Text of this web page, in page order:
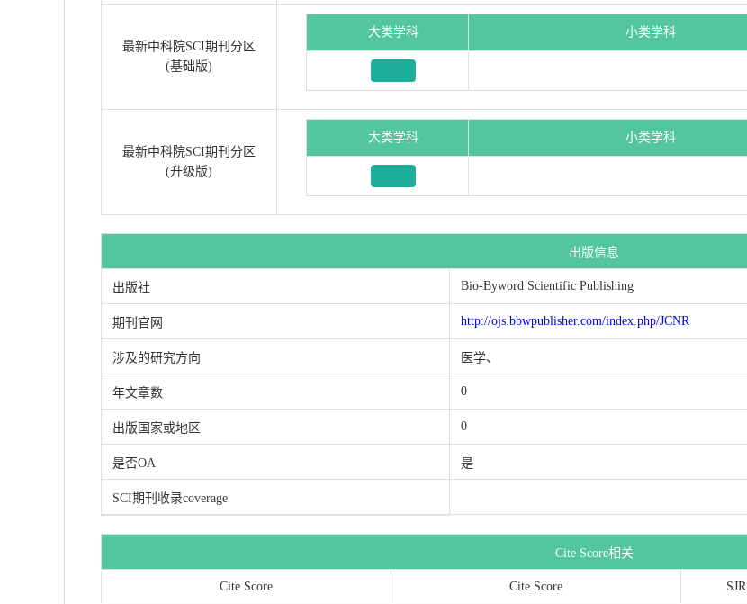
最新中科院SCI期刊分区
(基础版)
大类学科 小类学科
最新中科院SCI期刊分区
(升级版)
大类学科 小类学科
出版信息
出版社 Bio-Byword Scientific Publishing
期刊官网 http://ojs.bbwpublisher.com/index.php/JCNR
涉及的研究方向 医学、
年文章数 0
出版国家或地区 0
是否OA 是
SCI期刊收录coverage
Cite Score相关
Cite Score Cite Score SJR